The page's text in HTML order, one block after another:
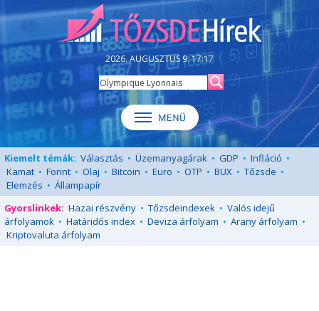
2026. AUGUSZTUS 9. 17:17
Kiemelt témák: Választás • Üzemanyagárak • GDP • Infláció •
Kamat • Forint • Olaj • Bitcoin • Euro • OTP • BUX • Tőzsde •
Elemzés • Állampapír
Gyorslinkek: Hazai részvény • Tőzsdeindexek • Valós idejű
árfolyamok • Határidős index • Deviza árfolyam • Arany árfolyam •
Kriptovaluta árfolyam